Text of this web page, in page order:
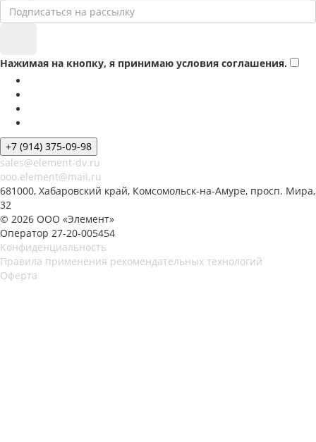
Нажимая на кнопку, я принимаю условия соглашения.
+7 (914) 375-09-98
sales@element-dv.ru
ooo.element@mail.ru
681000, Хабаровский край, Комсомольск-на-Амуре, просп. Мира,
32
© 2026 ООО «Элемент»
Оператор 27-20-005454
Конфиденциальность
Правила применения рекомендательных технологий
Оферта